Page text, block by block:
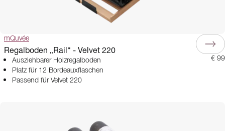
mQuvée
Regalboden „Rail“ - Velvet 220
Ausziehbarer Holzregalboden
Platz für 12 Bordeauxflaschen
Passend für Velvet 220
€ 99